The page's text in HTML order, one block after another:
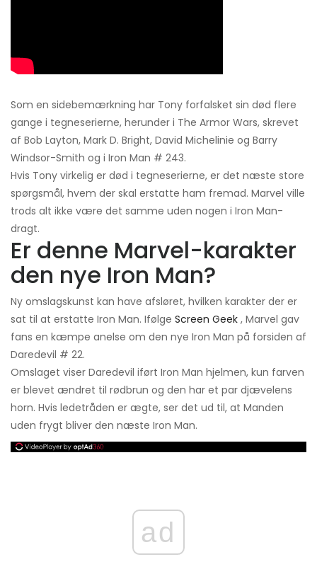
Som en sidebemærkning har Tony forfalsket sin død flere
gange i tegneserierne, herunder i The Armor Wars, skrevet
af Bob Layton, Mark D. Bright, David Michelinie og Barry
Windsor-Smith og i Iron Man # 243.
Hvis Tony virkelig er død i tegneserierne, er det næste store
spørgsmål, hvem der skal erstatte ham fremad. Marvel ville
trods alt ikke være det samme uden nogen i Iron Man-
dragt.
Er denne Marvel-karakter
den nye Iron Man?
Ny omslagskunst kan have afsløret, hvilken karakter der er
sat til at erstatte Iron Man. Ifølge Screen Geek , Marvel gav
fans en kæmpe anelse om den nye Iron Man på forsiden af
​​Daredevil # 22.
Omslaget viser Daredevil iført Iron Man hjelmen, kun farven
er blevet ændret til rødbrun og den har et par djævelens
horn. Hvis ledetråden er ægte, ser det ud til, at Manden
uden frygt bliver den næste Iron Man.
ad